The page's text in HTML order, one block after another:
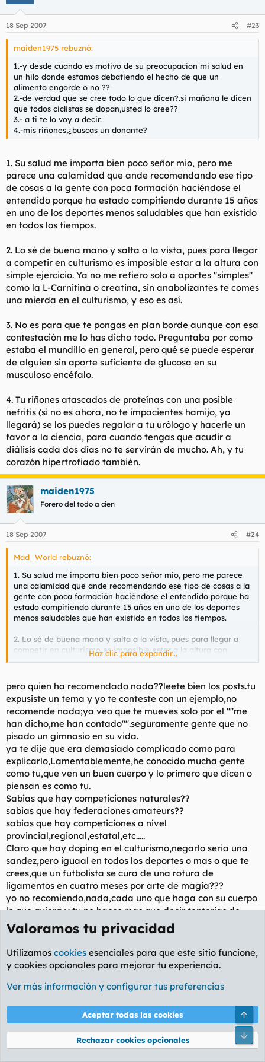
18 Sep 2007 #23
maiden1975 rebuznó:
1.-y desde cuando es motivo de su preocupacion mi salud en
un hilo donde estamos debatiendo el hecho de que un
alimento engorde o no ??
2.-de verdad que se cree todo lo que dicen?.si mañana le dicen
que todos ciclistas se dopan,usted lo cree??
3.- a ti te lo voy a decir.
4.-mis riñones,¿buscas un donante?
1. Su salud me importa bien poco señor mio, pero me
parece una calamidad que ande recomendando ese tipo
de cosas a la gente con poca formación haciéndose el
entendido porque ha estado compitiendo durante 15 años
en uno de los deportes menos saludables que han existido
en todos los tiempos.
2. Lo sé de buena mano y salta a la vista, pues para llegar
a competir en culturismo es imposible estar a la altura con
simple ejercicio. Ya no me refiero solo a aportes "simples"
como la L-Carnitina o creatina, sin anabolizantes te comes
una mierda en el culturismo, y eso es así.
3. No es para que te pongas en plan borde aunque con esa
contestación me lo has dicho todo. Preguntaba por como
estaba el mundillo en general, pero qué se puede esperar
de alguien sin aporte suficiente de glucosa en su
musculoso encéfalo.
4. Tu riñones atascados de proteínas con una posible
nefritis (si no es ahora, no te impacientes hamijo, ya
llegará) se los puedes regalar a tu urólogo y hacerle un
favor a la ciencia, para cuando tengas que acudir a
diálisis cada dos días no te servirán de mucho. Ah, y tu
corazón hipertrofiado también.
maiden1975
Forero del todo a cien
18 Sep 2007 #24
Mad_World rebuznó:
1. Su salud me importa bien poco señor mio, pero me parece
una calamidad que ande recomendando ese tipo de cosas a la
gente con poca formación haciéndose el entendido porque ha
estado compitiendo durante 15 años en uno de los deportes
menos saludables que han existido en todos los tiempos.
2. Lo sé de buena mano y salta a la vista, pues para llegar a
competir en culturismo es imposible estar a la altura con
simple ejercicio. Ya no me refiero solo a aportes "simples"
mierda en el culturismo, y eso es así.
3. No es para que te pongas en plan borde aunque con esa
contestación me lo has dicho todo. Preguntaba por como
estaba el mundillo en general, pero qué se puede esperar de
alguien sin aporte suficiente de glucosa en su musculoso
encéfalo.
4. Tu riñones atascados de proteínas con una posible nefritis (si
no es ahora, no te impacientes hamijo, ya llegará) se los
puedes regalar a tu urólogo y hacerle un favor a la ciencia,
para cuando tengas que acudir a diálisis cada dos días no te
servirán de mucho. Ah, y tu corazón hipertrofiado también.
Haz clic para expandir...
pero quien ha recomendado nada??leete bien los posts.tu
expusiste un tema y yo te conteste con un ejemplo,no
recomende nada;ya veo que te mueves solo por el ""me
han dicho,me han contado"".seguramente gente que no
pisado un gimnasio en su vida.
ya te dije que era demasiado complicado como para
explicarlo,Lamentablemente,he conocido mucha gente
como tu,que ven un buen cuerpo y lo primero que dicen o
piensan es como tu.
Sabias que hay competiciones naturales??
sabias que hay federaciones amateurs??
sabias que hay competiciones a nivel
provincial,regional,estatal,etc.....
Claro que hay doping en el culturismo,negarlo seria una
sandez,pero iguaal en todos los deportes o mas o que te
crees,que un futbolista se cura de una rotura de
ligamentos en cuatro meses por arte de magia???
yo no recomiendo,nada,cada uno que haga con su cuerpo
lo que quiera y tu no haces mas que decir tonterias de
dialisis y nefritis.....que te crees que alguien que compite
esta todo el año a dieta preparandose??no tienes ni idea
y tu consejero el""que te dice""tampoco chaval.
Sabes lo que es la " ANDFN " buscalo anda.ahi es donde
compito yo listo.
M Forero del todo a cien
#25
Valoramos tu privacidad
Utilizamos cookies esenciales para que este sitio funcione,
y cookies opcionales para mejorar tu experiencia.
Ver más información y configurar tus preferencias
Aceptar todas las cookies
Rechazar cookies opcionales
Pie